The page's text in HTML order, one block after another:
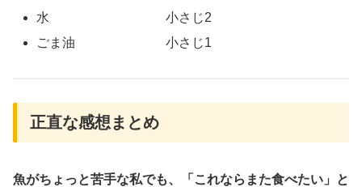
水 小さじ2
ごま油 小さじ1
正直な感想まとめ
魚がちょっと苦手な私でも、「これならまた食べたい」と